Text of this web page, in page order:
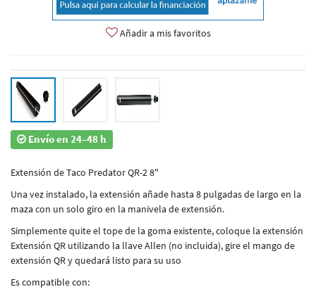
Añadir a mis favoritos
Envío en 24–48 h
Extensión de Taco Predator QR-2 8"
Una vez instalado, la extensión añade hasta 8 pulgadas de largo en la
maza con un solo giro en la manivela de extensión.
Simplemente quite el tope de la goma existente, coloque la extensión
Extensión QR utilizando la llave Allen (no incluida), gire el mango de
extensión QR y quedará listo para su uso
Es compatible con: